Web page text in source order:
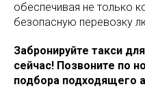
обеспечивая не только
безопасную перевозку
Забронируйте такси
сейчас! Позвоните по
подбора подходящего